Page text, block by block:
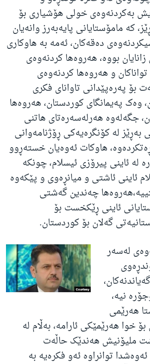
بەکردنەوەی خولی هۆشیاری بۆ
کە مامۆستایانی پایەبەرز وانەیان
دەقەکان، ئەمە بە هاوکاری
بووە، هەروەها کردنەوەی
و هەروەها کردنەوەی
بۆ پەرەپێدانی تاوانای فکری
وەک پەیمانگای کوردستان، هەروەها
جگەلەوە هەرلەسەرەتای هاتنی
لە کۆنگرەیەکی ڕۆژنامەوانی
هاوکات ئەوەیان خستەڕوو
ئاینی پیرۆزی ئیسلام، چونکە
ئاینی ئاشتی و میانڕەوی و پێکەوە
چەندین گەشتی
ئاینی ڕێکخست بۆ
گەلان بۆ کوردستان.
لەسەر
نیە،
هەرێمی
خوا هەرێمێکی ئارامە، بەڵام لە
ملیۆنیش هەندێک حاڵەت
توانراوە ئەو فکرەیە بە